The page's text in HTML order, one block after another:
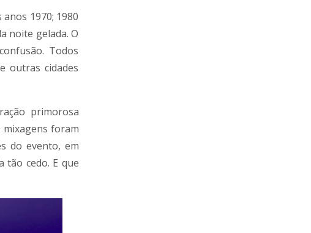
1970; 1980
noite gelada. O
Todos
outras cidades
primorosa
foram
do evento, em
tão cedo. E que